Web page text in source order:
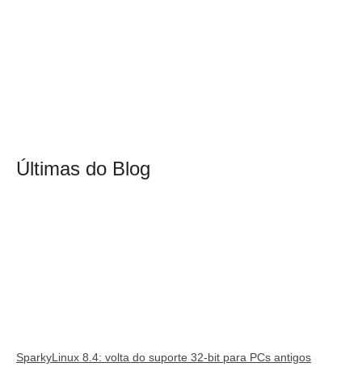
Últimas do Blog
SparkyLinux 8.4: volta do suporte 32-bit para PCs antigos